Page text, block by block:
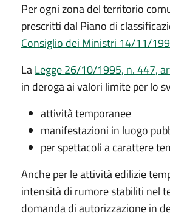
Per ogni zona del territorio
prescritti dal Piano di
Consiglio dei Ministri 14/11/
LaLegge 26/10/1995, n. 447,
in deroga ai valori limite per lo
attività temporanee
manifestazioni in luogo
per spettacoli a carattere
Anche per le attività edilizie
intensità di rumore stabiliti nel
domanda di autorizzazione in